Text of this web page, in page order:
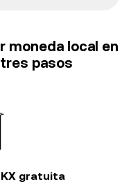
moneda local en
pasos
gratuita